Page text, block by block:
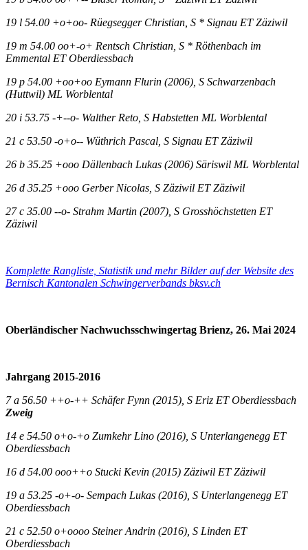
19 l 54.00 +o+oo- Rüegsegger Christian, S * Signau ET Zäziwil
19 m 54.00 oo+-o+ Rentsch Christian, S * Röthenbach im
Emmental ET Oberdiessbach
19 p 54.00 +oo+oo Eymann Flurin (2006), S Schwarzenbach
(Huttwil) ML Worblental
20 i 53.75 -+--o- Walther Reto, S Habstetten ML Worblental
21 c 53.50 -o+o-- Wüthrich Pascal, S Signau ET Zäziwil
26 b 35.25 +ooo Dällenbach Lukas (2006) Säriswil ML Worblental
26 d 35.25 +ooo Gerber Nicolas, S Zäziwil ET Zäziwil
27 c 35.00 --o- Strahm Martin (2007), S Grosshöchstetten ET
Zäziwil
Komplette Rangliste, Statistik und mehr Bilder auf der Website des
Bernisch Kantonalen Schwingerverbands bksv.ch
Oberländischer Nachwuchsschwingertag Brienz, 26. Mai 2024
Jahrgang 2015-2016
7 a 56.50 ++o-++ Schäfer Fynn (2015), S Eriz ET Oberdiessbach
Zweig
14 e 54.50 o+o-+o Zumkehr Lino (2016), S Unterlangenegg ET
Oberdiessbach
16 d 54.00 ooo++o Stucki Kevin (2015) Zäziwil ET Zäziwil
19 a 53.25 -o+-o- Sempach Lukas (2016), S Unterlangenegg ET
Oberdiessbach
21 c 52.50 o+oooo Steiner Andrin (2016), S Linden ET
Oberdiessbach